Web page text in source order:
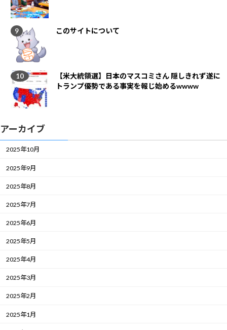
このサイトについて
【米大統領選】日本のマスコミさん 隠しきれず遂に
トランプ優勢である事実を報じ始めるwwww
アーカイブ
2025年10月
2025年9月
2025年8月
2025年7月
2025年6月
2025年5月
2025年4月
2025年3月
2025年2月
2025年1月